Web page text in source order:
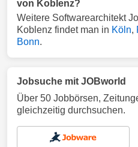
von Koblenz?
Weitere Softwarearchitekt
Koblenz findet man in Köln,
Bonn.
Jobsuche mit JOBworld
Über 50 Jobbörsen,
gleichzeitig durchsuchen.